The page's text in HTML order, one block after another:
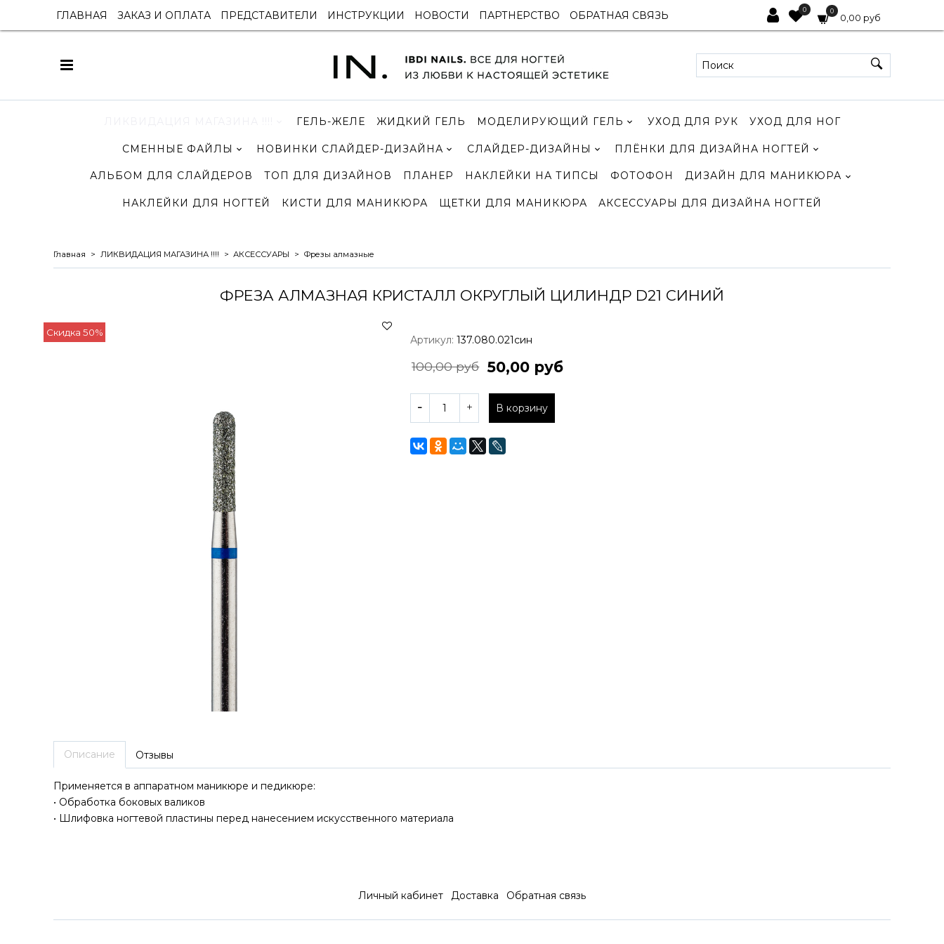
ГЛАВНАЯ ЗАКАЗ И ОПЛАТА ПРЕДСТАВИТЕЛИ ИНСТРУКЦИИ НОВОСТИ ПАРТНЕРСТВО ОБРАТНАЯ СВЯЗЬ 0 0
0,00 руб
ГЕЛЬ-ЖЕЛЕ ЖИДКИЙ ГЕЛЬ МОДЕЛИРУЮЩИЙ ГЕЛЬ УХОД ДЛЯ РУК УХОД ДЛЯ НОГ
СМЕННЫЕ ФАЙЛЫ НОВИНКИ СЛАЙДЕР-ДИЗАЙНА СЛАЙДЕР-ДИЗАЙНЫ ПЛЁНКИ ДЛЯ ДИЗАЙНА НОГТЕЙ
АЛЬБОМ ДЛЯ СЛАЙДЕРОВ ТОП ДЛЯ ДИЗАЙНОВ ПЛАНЕР НАКЛЕЙКИ НА ТИПСЫ ФОТОФОН ДИЗАЙН ДЛЯ МАНИКЮРА
НАКЛЕЙКИ ДЛЯ НОГТЕЙ КИСТИ ДЛЯ МАНИКЮРА ЩЕТКИ ДЛЯ МАНИКЮРА АКСЕССУАРЫ ДЛЯ ДИЗАЙНА НОГТЕЙ
Главная ЛИКВИДАЦИЯ МАГАЗИНА !!!! АКСЕССУАРЫ Фрезы алмазные
ФРЕЗА АЛМАЗНАЯ КРИСТАЛЛ ОКРУГЛЫЙ ЦИЛИНДР D21 СИНИЙ
Скидка 50%
Артикул: 137.080.021син
100,00 руб 50,00 руб
В корзину
Описание
Применяется в аппаратном маникюре и педикюре:
• Обработка боковых валиков
• Шлифовка ногтевой пластины перед нанесением искусственного материала
Отзывы
Личный кабинет Доставка Обратная связь